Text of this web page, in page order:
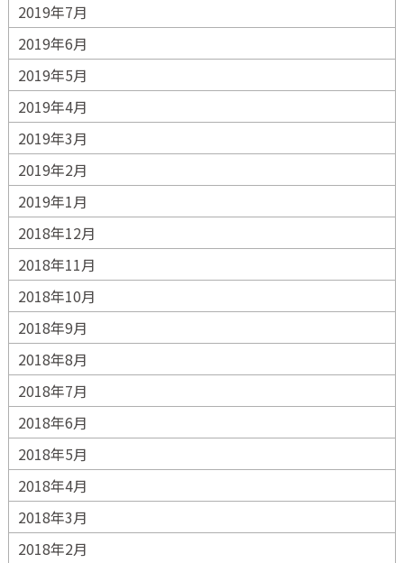
2019年7月
2019年6月
2019年5月
2019年4月
2019年3月
2019年2月
2019年1月
2018年12月
2018年11月
2018年10月
2018年9月
2018年8月
2018年7月
2018年6月
2018年5月
2018年4月
2018年3月
2018年2月